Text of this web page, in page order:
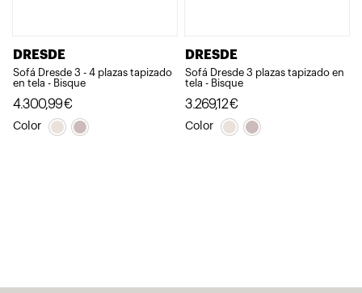
DRESDE
Sofá Dresde 3 - 4 plazas tapizado
en tela - Bisque
4.300,99€
Color
DRESDE
Sofá Dresde 3 plazas tapizado en
tela - Bisque
3.269,12€
Color